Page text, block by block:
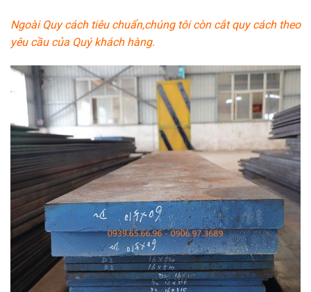
Ngoài Quy cách tiêu chuẩn,chúng tôi còn cắt quy cách theo
yêu cầu của Quý khách hàng.